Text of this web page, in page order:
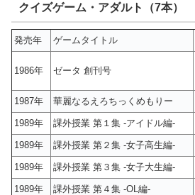
クイズゲーム・アダルト（7本）
発売年 ゲームタイトル
1986年 ゼータ 創刊号
1987年 華麗なるえろちっくめもりー
1989年 課外授業 第１集 -アイドル編-
1989年 課外授業 第２集 -女子高生編-
1989年 課外授業 第３集 -女子大生編-
1989年 課外授業 第４集 -OL編-